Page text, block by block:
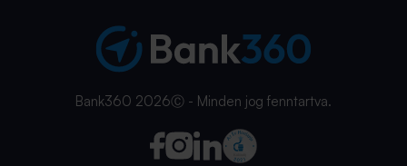
Bank360 2026Ⓒ - Minden jog fenntartva.